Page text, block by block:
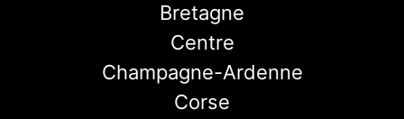
Bretagne
Centre
Champagne-Ardenne
Corse